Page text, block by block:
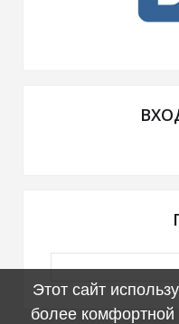
Этот сайт
более комфортной